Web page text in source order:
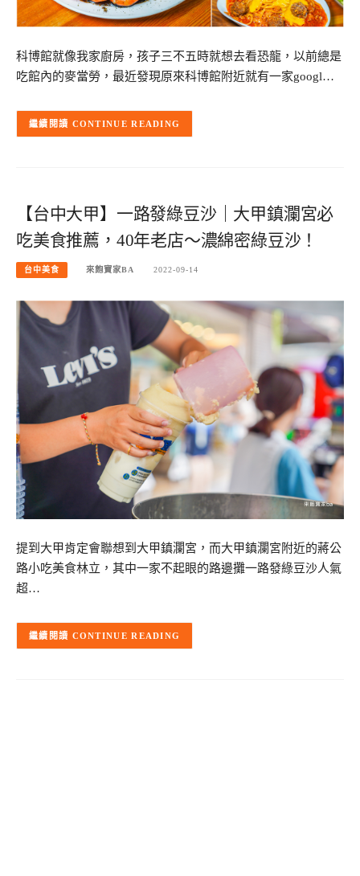
科博館就像我家廚房，孩子三不五時就想去看恐龍，以前總是
吃館內的麥當勞，最近發現原來科博館附近就有一家googl…
CONTINUE READING
【台中大甲】一路發綠豆沙｜大甲鎮瀾宮必
吃美食推薦，40年老店～濃綿密綠豆沙！
台中美食 來飽寶家BA 2022-09-14
提到大甲肯定會聯想到大甲鎮瀾宮，而大甲鎮瀾宮附近的蔣公
路小吃美食林立，其中一家不起眼的路邊攤一路發綠豆沙人氣
超…
CONTINUE READING